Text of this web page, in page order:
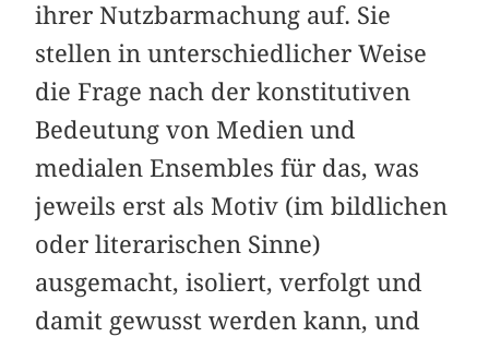
ihrer Nutzbarmachung auf. Sie
stellen in unterschiedlicher Weise
die Frage nach der konstitutiven
Bedeutung von Medien und
medialen Ensembles für das, was
jeweils erst als Motiv (im bildlichen
oder literarischen Sinne)
ausgemacht, isoliert, verfolgt und
damit gewusst werden kann, und